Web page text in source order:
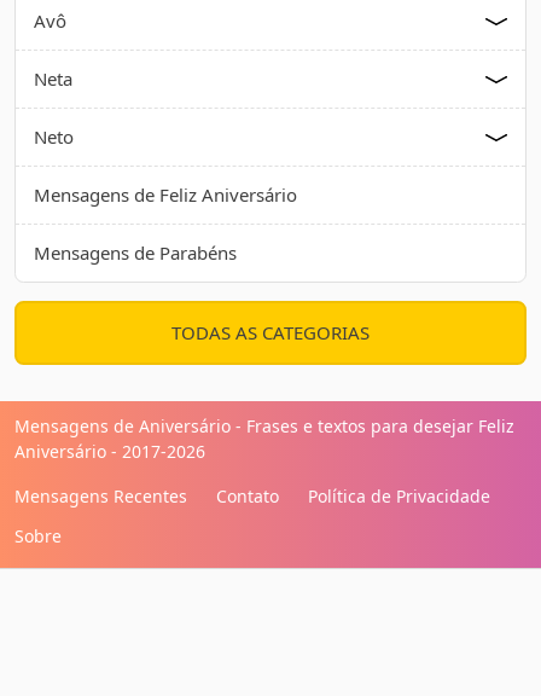
Avô
Neta
Neto
Mensagens de Feliz Aniversário
Mensagens de Parabéns
TODAS AS CATEGORIAS
Mensagens de Aniversário - Frases e textos para desejar Feliz
Aniversário - 2017-2026
Mensagens Recentes
Contato
Política de Privacidade
Sobre